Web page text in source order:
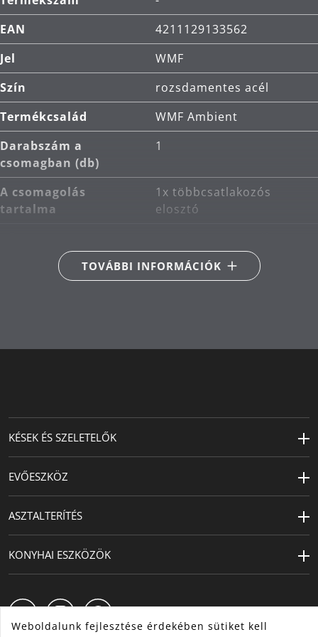
EAN
4211129133562
Jel
WMF
Szín
rozsdamentes acél
Termékcsalád
WMF Ambient
Darabszám a
csomagban (db)
1
A csomagolás
tartalma
1x többcsatlakozós
elosztó
Cromargan®
Energiafogyasztás
250 V~, 16 A, 3680 W,
TOVÁBBI INFORMÁCIÓK
KÉSEK ÉS SZELETELŐK
EVŐESZKÖZ
ASZTALTERÍTÉS
KONYHAI ESZKÖZÖK
Weboldalunk fejlesztése érdekében sütiket kell